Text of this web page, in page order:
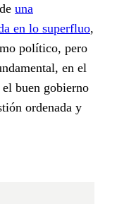
una
en lo superfluo,
político, pero
en el
buen gobierno
ordenada y